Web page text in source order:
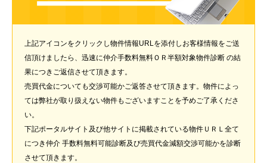
上記アイコンをクリックし物件情報URLを添付しお客様情報をご送
信頂けましたら、迅速に仲介手数料無料ＯＲ半額対象物件診断 の結
果につきご返信させて頂きます。
売買代金についても交渉可能かご返答させて頂きます。物件によっ
ては弊社が取り扱えない物件もございますことを予めご了承くださ
い。
下記ポータルサイト及び他サイトに掲載されている物件ＵＲＬ全て
につき仲介 手数料無料可能診断及び売買代金減額交渉可能かを診断
させて頂きます。